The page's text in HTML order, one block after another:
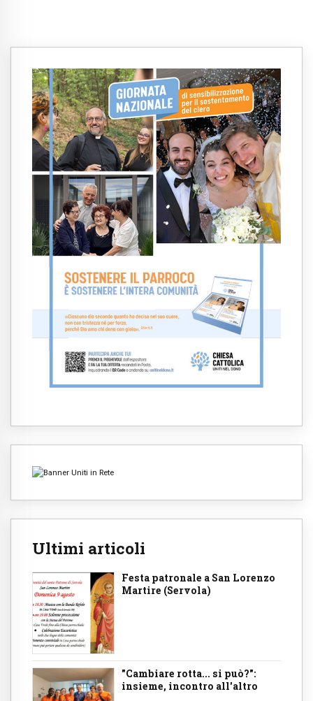
Ultimi articoli
Festa patronale a San Lorenzo
Martire (Servola)
"Cambiare rotta... si può?":
insieme, incontro all'altro